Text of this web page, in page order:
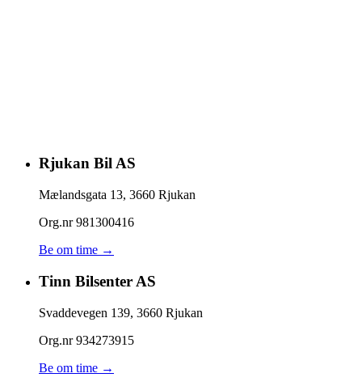
Rjukan Bil AS
Mælandsgata 13, 3660 Rjukan
Org.nr981300416
Be om time →
Tinn Bilsenter AS
Svaddevegen 139, 3660 Rjukan
Org.nr934273915
Be om time →